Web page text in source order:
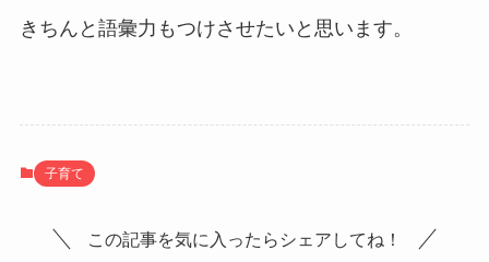
きちんと語彙力もつけさせたいと思います。
子育て
この記事を気に入ったらシェアしてね！